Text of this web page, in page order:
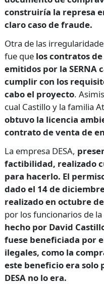
construiría la represa
claro caso de fraude.
Otra de las
fue que los contratos
emitidos por la SERNA
cumplir con los
cabo el proyecto.
cual Castillo y la familia
obtuvo la licencia
contrato de venta de
La empresa DESA,
factibilidad, realizado
para hacerlo. El
dado el 14 de
realizado en octubre
por los funcionarios de la
hecho por David
fuese beneficiada por
ilegales, como la
este beneficio era solo
DESA no lo era.